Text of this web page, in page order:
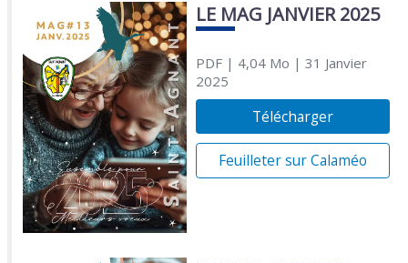
LE MAG JANVIER 2025
PDF| 4,04 Mo | 31 Janvier
2025
Télécharger
Feuilleter sur Calaméo